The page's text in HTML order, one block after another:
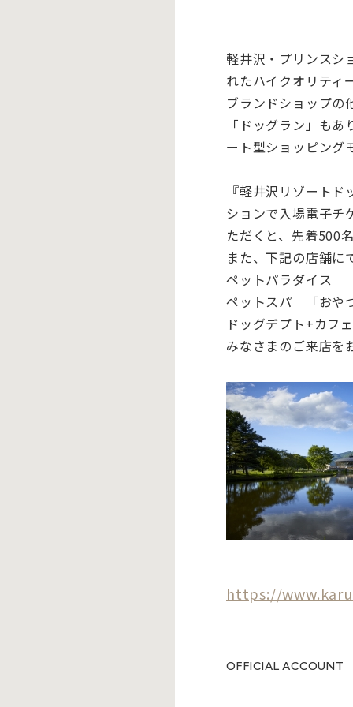
軽井沢・プリンスシ
れたハイクオリティ
ブランドショップの
「ドッグラン」も
ート型ショッピング
『軽井沢リゾート
ションで入場電子チ
ただくと、先着500
また、下記の店舗に
ペットパラダイス
ペットスパ 「おや
ドッグデプト+カフ
みなさまのご来店を
https://
OFFICIAL ACCOUNT